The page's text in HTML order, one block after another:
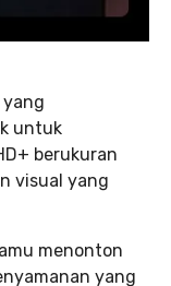
yang
untuk
berukuran
visual yang
menonton
yang